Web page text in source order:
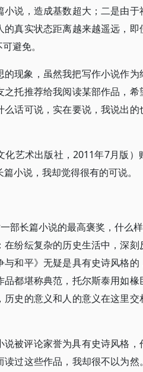
说，造成基数超大；二是由
真实状态距离越来越遥远，
避免。
现象，虽然我把写作小说作
托推荐给我阅读某部作品，
话可说，实在要说，我说出
艺术出版社，2011年7月版
小说，我却觉得很有的可说。
部长篇小说的最高褒奖，什么
纷纭复杂的历史生活中，深
和平》无疑是具有史诗风格
都堪称典范，托尔斯泰用如椽
史的意义和人的意义在这里
被评论家誉为具有史诗风格
过这些作品，我却很不以为然